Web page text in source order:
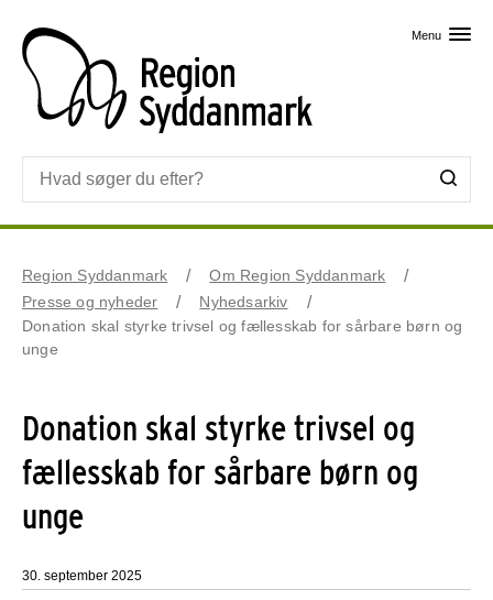
Menu
Region Syddanmark
Om Region Syddanmark
Presse og nyheder
Nyhedsarkiv
Donation skal styrke trivsel og fællesskab for sårbare børn og
unge
Donation skal styrke trivsel og
fællesskab for sårbare børn og
unge
30. september 2025